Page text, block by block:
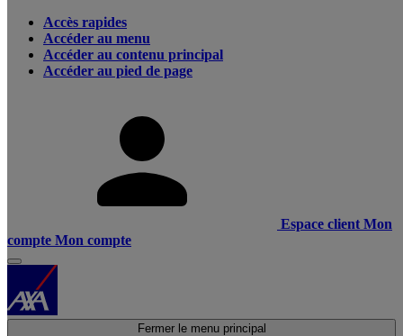
Accès rapides
Accéder au menu
Accéder au contenu principal
Accéder au pied de page
Espace client Mon
compte Mon compte
Fermer le menu principal